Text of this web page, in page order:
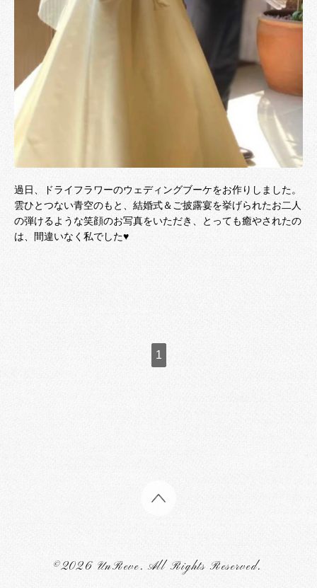
過日、ドライフラワーのウェディングブーケをお作りしました。
雲ひとつない青空のもと、結婚式＆ご披露宴を挙げられたお二人
の弾けるような笑顔のお写真をいただき、とっても癒やされたの
は、間違いなく私でした♥
1
©2026 UnReve. All Rights Reserved.